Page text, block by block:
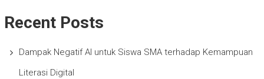
Recent Posts
Dampak Negatif AI untuk Siswa SMA terhadap Kemampuan
Literasi Digital